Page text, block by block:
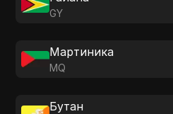
GY
Мартиника
MQ
Бутан